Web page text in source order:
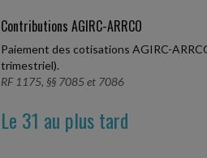
Contributions AGIRC-ARRCO
Paiement des cotisations AGIRC-
trimestriel).
RF 1175, §§ 7085 et 7086
Le 31 au plus tard